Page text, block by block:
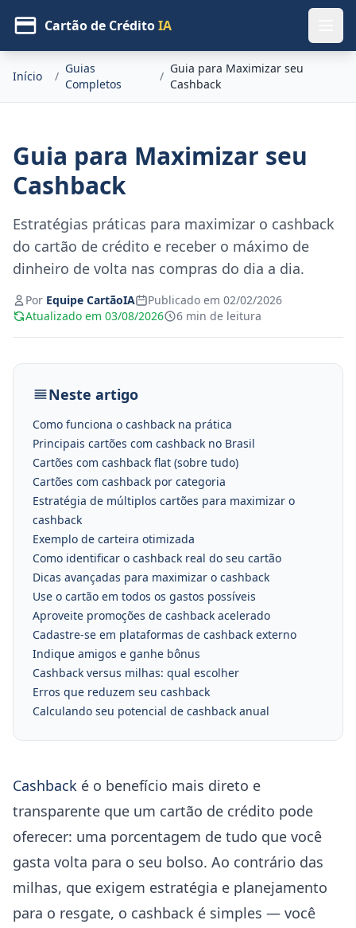
Cartão de CréditoIA
Início /
Guias
Completos
/
Guia para Maximizar seu
Cashback
Guia para Maximizar seu
Cashback
Estratégias práticas para maximizar o cashback
do cartão de crédito e receber o máximo de
dinheiro de volta nas compras do dia a dia.
Por Equipe CartãoIA
Publicado em 02/02/2026
Atualizado em 03/08/2026
6 min de leitura
Neste artigo
Como funciona o cashback na prática
Principais cartões com cashback no Brasil
Cartões com cashback flat (sobre tudo)
Cartões com cashback por categoria
Estratégia de múltiplos cartões para maximizar o
cashback
Exemplo de carteira otimizada
Como identificar o cashback real do seu cartão
Dicas avançadas para maximizar o cashback
Use o cartão em todos os gastos possíveis
Aproveite promoções de cashback acelerado
Cadastre-se em plataformas de cashback externo
Indique amigos e ganhe bônus
Cashback versus milhas: qual escolher
Erros que reduzem seu cashback
Calculando seu potencial de cashback anual
Cashback é o benefício mais direto e
transparente que um cartão de crédito pode
oferecer: uma porcentagem de tudo que você
gasta volta para o seu bolso. Ao contrário das
milhas, que exigem estratégia e planejamento
para o resgate, o cashback é simples — você